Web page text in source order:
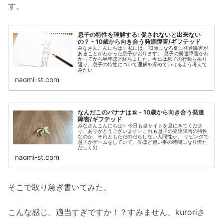
す。
息子の特性を理解する: 促されないと出来ない
の？ - 10歳から向き合う発達障害/ギフテッド
みなさんこんにちは✨ 私には、10歳になる夏に発達障害が
あることがわかった息子がおります。 息子の発達障害がわ
かってから半年ほど経ちました。今日は息子の行動を振り
返り、息子の特性について理解を深めていけるよう考えて
みたい
naomi-st.com
なんだこのバナナは🍌 - 10歳から向き合う発達
障害/ギフテッド
みなさんこんにちは✨ 今日も当サイトを見にきてくださ
り、ありがとうございます✨ これも息子の発達障害の特性
なのか、それともただのだらしない人間性か。 リビングで
息子がゲームをしていて、先ほど習い事の時間になり慌た
だしく出
naomi-st.com
そこで取り急ぎ書いてみた。
こんな感じ。適当すぎですか！？すみません、kuroriさ